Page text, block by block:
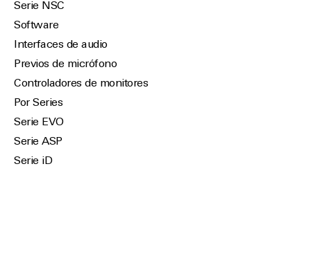
Serie NSC
Software
Interfaces de audio
Previos de micrófono
Controladores de monitores
Por Series
Serie EVO
Serie ASP
Serie iD